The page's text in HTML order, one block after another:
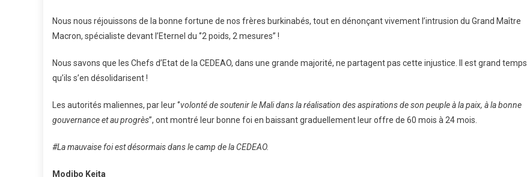
Nous nous réjouissons de la bonne fortune de nos frères burkinabés, tout en dénonçant vivement l’intrusion du Grand Maître
Macron, spécialiste devant l’Eternel du ‘’2 poids, 2 mesures’’ !
Nous savons que les Chefs d’Etat de la CEDEAO, dans une grande majorité, ne partagent pas cette injustice. Il est grand temps
qu’ils s’en désolidarisent !
Les autorités maliennes, par leur ‘’volonté de soutenir le Mali dans la réalisation des aspirations de son peuple à la paix, à la bonne
gouvernance et au progrès’’, ont montré leur bonne foi en baissant graduellement leur offre de 60 mois à 24 mois.
#La mauvaise foi est désormais dans le camp de la CEDEAO.
Modibo Keita